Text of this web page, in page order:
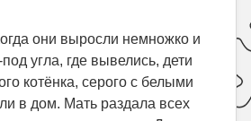
они выросли немножко и
угла, где вывелись, дети
котёнка, серого с белыми
в дом. Мать раздала всех